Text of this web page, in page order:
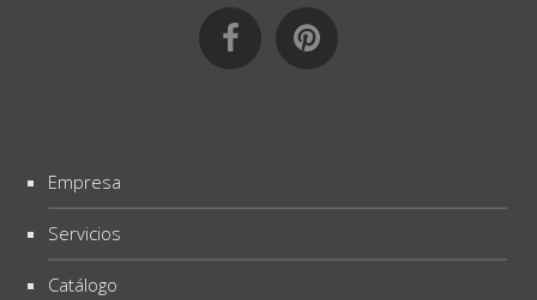
Empresa
Servicios
Catálogo